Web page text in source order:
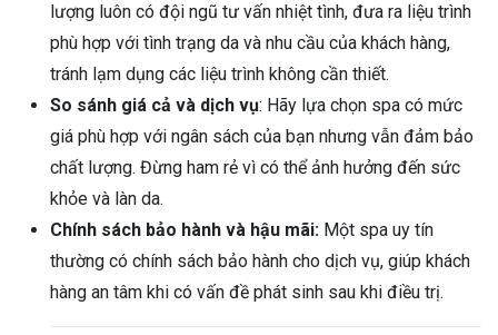
lượng luôn có đội ngũ tư vấn nhiệt tình, đưa ra liệu trình
phù hợp với tình trạng da và nhu cầu của khách hàng,
tránh lạm dụng các liệu trình không cần thiết.
So sánh giá cả và dịch vụ: Hãy lựa chọn spa có mức
giá phù hợp với ngân sách của bạn nhưng vẫn đảm bảo
chất lượng. Đừng ham rẻ vì có thể ảnh hưởng đến sức
khỏe và làn da.
Chính sách bảo hành và hậu mãi: Một spa uy tín
thường có chính sách bảo hành cho dịch vụ, giúp khách
hàng an tâm khi có vấn đề phát sinh sau khi điều trị.